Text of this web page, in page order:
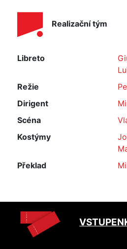
Realizační tým
Libreto
Režie
Dirigent
Scéna
Kostýmy
Překlad